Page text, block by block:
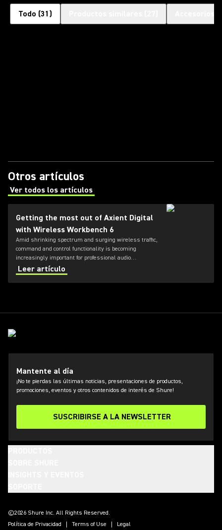
Todo (31 )
Otros artículos
Ver todos los artículos
(Opens in a new tab)
Getting the most out of Axient Digital
with Wireless Workbench 6
Amid shrinking spectrum and surging wireless traffic,
command and control functionality is becoming
increasingly important for professional audio
applications. Learn how get the most out of Axient
Digital with the Wireless Workbench 6 software.
Leer artículo
Mantente al día
¡No te pierdas las últimas noticias, presentaciones de productos,
promociones, eventos y otros contenidos de interés de Shure!
SUSCRIBIRSE A LA NEWSLETTER
©2026 Shure Inc. All Rights Reserved.
Política de Privacidad
Terms of Use Legal